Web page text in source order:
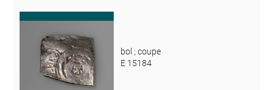
bol ; coupe
E 15184